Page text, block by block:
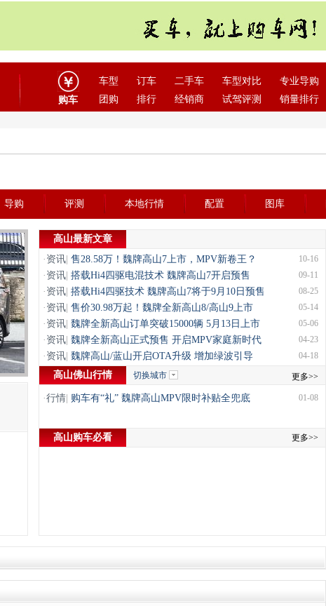
购车
车型 订车 二手车 车型对比
专业导购
团购
排行 经销商 试驾评测 销量排行
导购 评测 本地行情 配置 图库
高山最新文章
· 资讯 售28.58万！魏牌高山7上市，MPV新卷王？ 10-16
· 资讯 搭载Hi4四驱电混技术 魏牌高山7开启预售 09-11
· 资讯 搭载Hi4四驱技术 魏牌高山7将于9月10日预售 08-25
· 资讯 售价30.98万起！魏牌全新高山8/高山9上市 05-14
· 资讯 魏牌全新高山订单突破15000辆 5月13日上市 05-06
· 资讯 魏牌全新高山正式预售 开启MPV家庭新时代 04-23
· 资讯 魏牌高山/蓝山开启OTA升级 增加绿波引导 04-18
高山佛山行情 切换城市 更多>>
·行情 购车有“礼” 魏牌高山MPV限时补贴全兜底 01-08
高山购车必看 更多>>